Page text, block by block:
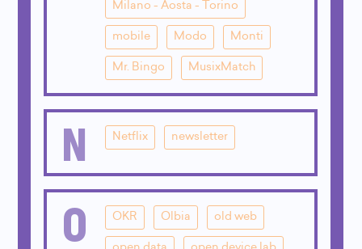
Milano - Aosta - Torino
mobile Modo Monti
Mr. Bingo MusixMatch
N Netflix newsletter
O OKR Olbia old web